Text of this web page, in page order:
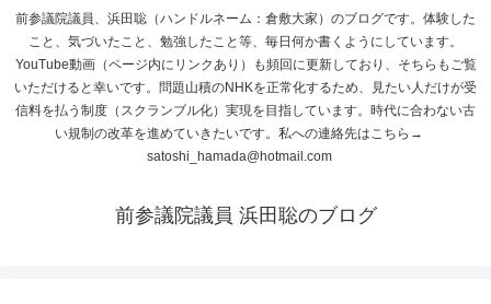
前参議院議員、浜田聡（ハンドルネーム：倉敷大家）のブログです。体験した
こと、気づいたこと、勉強したこと等、毎日何か書くようにしています。
YouTube動画（ページ内にリンクあり）も頻回に更新しており、そちらもご覧
いただけると幸いです。問題山積のNHKを正常化するため、見たい人だけが受
信料を払う制度（スクランブル化）実現を目指しています。時代に合わない古
い規制の改革を進めていきたいです。私への連絡先はこちら→
satoshi_hamada@hotmail.com
前参議院議員 浜田聡のブログ